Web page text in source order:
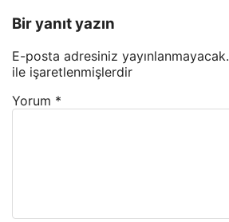
Bir yanıt yazın
E-posta adresiniz yayınlanmayacak.
ile işaretlenmişlerdir
Yorum *